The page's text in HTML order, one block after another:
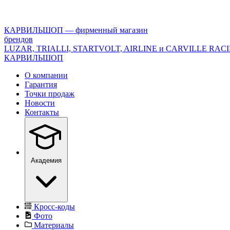
version="1.0"
encoding="utf-
8"?
>
КАРВИЛЬШОП — фирменный магазин
брендов
LUZAR, TRIALLI, STARTVOLT, AIRLINE и CARVILLE
КАРВИЛЬШОП
О компании
Гарантия
Точки продаж
Новости
Контакты
Академия
Кросс-коды
Фото
Материалы